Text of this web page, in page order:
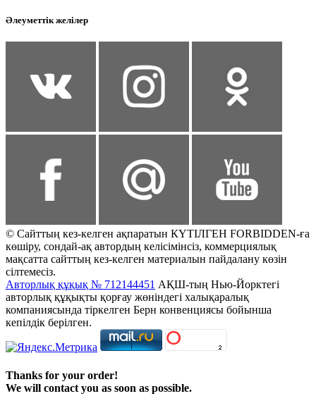
Әлеуметтік желілер
© Сайттың кез-келген ақпаратын КҮТІЛГЕН FORBIDDEN-ға
көшіру, сондай-ақ автордың келісімінсіз, коммерциялық
мақсатта сайттың кез-келген материалын пайдалану көзін
сілтемесіз.
Авторлық құқық № 712144451 АҚШ-тың Нью-Йорктегі
авторлық құқықты қорғау жөніндегі халықаралық
компаниясында тіркелген Берн конвенциясы бойынша
кепілдік берілген.
Thanks for your order!
We will contact you as soon as possible.